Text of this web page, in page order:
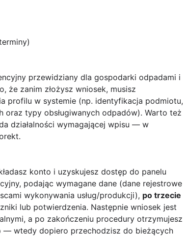
przewidziany dla gospodarki odpadami i
zanim złożysz wniosek, musisz
profilu w systemie (np. identyfikacja podmiotu,
oraz typy obsługiwanych odpadów). Warto też
działalności wymagającej wpisu — w
konto i uzyskujesz dostęp do panelu
podając wymagane dane (dane rejestrowe
wykonywania usług/produkcji), po trzecie
lub potwierdzenia. Następnie wniosek jest
a po zakończeniu procedury otrzymujesz
— wtedy dopiero przechodzisz do bieżących